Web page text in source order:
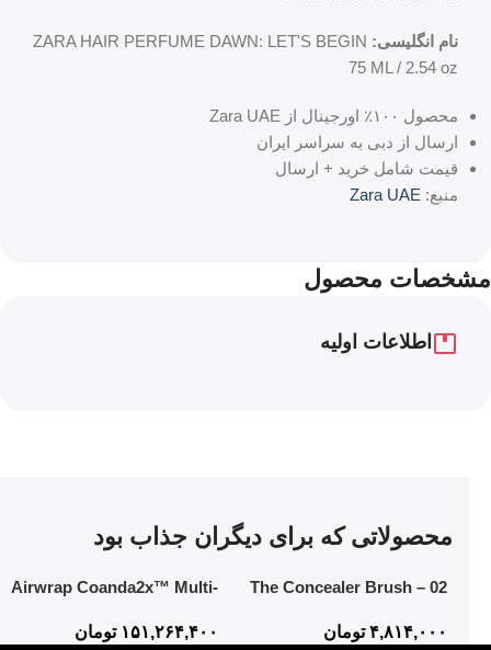
نام انگلیسی: ZARA HAIR PERFUME DAWN: LET'S BEGIN
75 ML / 2.54 oz
محصول ۱۰۰٪ اورجینال از Zara UAE
ارسال از دبی به سراسر ایران
قیمت شامل خرید + ارسال
منبع: Zara UAE
مشخصات محصول
اطلاعات اولیه
محصولاتی که برای دیگران جذاب بود
02 The Concealer Brush –
Application In Half The Time
۴,۸۱۴,۰۰۰ تومان
Airwrap Coanda2x™ Multi-
۱۵۱,۲۶۴,۴۰۰ تومان